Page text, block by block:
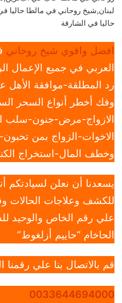
لبنان,شيخ روحاني في مالطا حاليا
حاليا في الشارقة
افضل واقوي شيخ روحاني
العربي في جميع الإعمال
رد المطلقة-موافقة الأهل
وفك أخطر أنواع السحر
الازواج-مرض-جنون-سلب
الاخوات-الزواج بمن
وخطف المال-استخراج
يسعدنا أن نعلن لسيادتكم
للكشف وعلاجات الحالات
علي رقم الخاص والوحيد
الحاخام “حاييم أزلغوط”
قم بالاتصال بنا علي رقمنا
0033644694000